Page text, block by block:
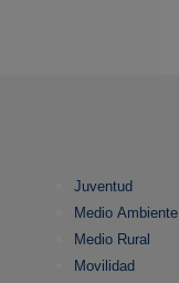
Juventud
Medio Ambiente
Medio Rural
Movilidad